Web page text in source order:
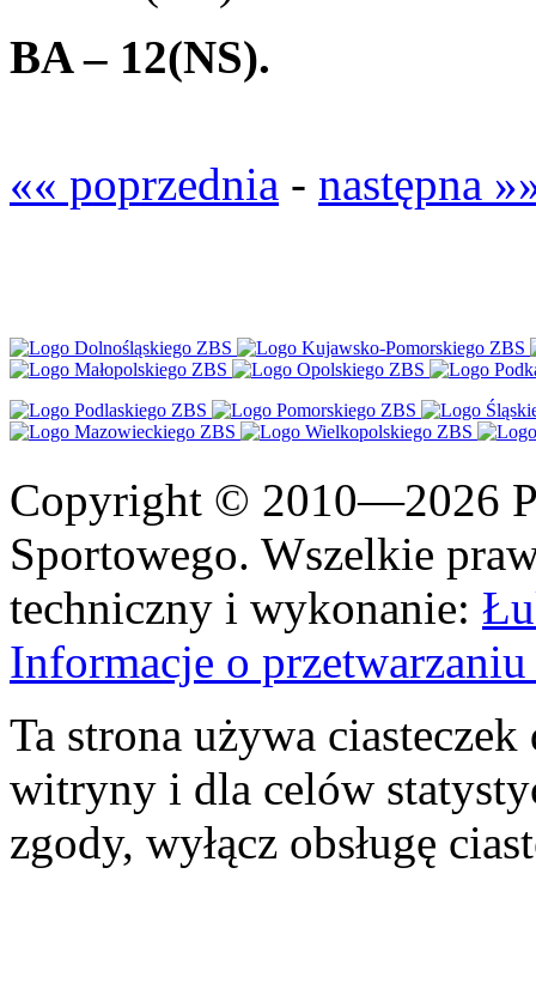
BA – 12(NS).
«« poprzednia - następna
Copyright © 2010—2026
Sportowego. Wszelkie
techniczny i wykonanie:
Informacje o
Ta strona używa
witryny i dla celów
zgody, wyłącz obsługę